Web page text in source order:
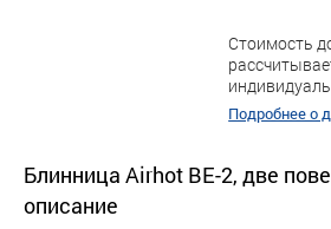
Стоимость
Подробнее о
Блинница Airhot BE-2, две
описание